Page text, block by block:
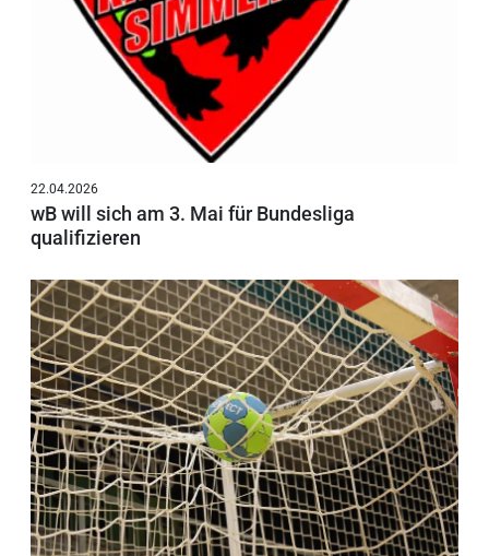
22.04.2026
wB will sich am 3. Mai für Bundesliga
qualifizieren